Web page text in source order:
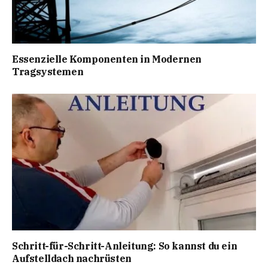
Essenzielle Komponenten in Modernen
Tragsystemen
Schritt-für-Schritt-Anleitung: So kannst du ein
Aufstelldach nachrüsten